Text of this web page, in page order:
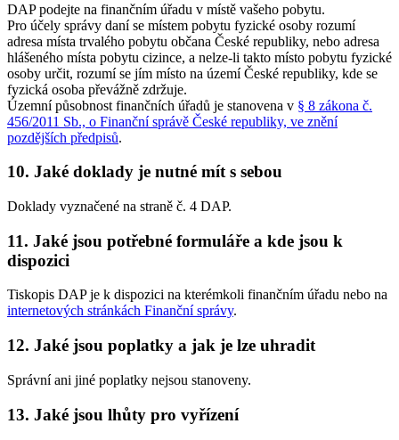
DAP podejte na finančním úřadu v místě vašeho pobytu.
Pro účely správy daní se místem pobytu fyzické osoby rozumí
adresa místa trvalého pobytu občana České republiky, nebo adresa
hlášeného místa pobytu cizince, a nelze-li takto místo pobytu fyzické
osoby určit, rozumí se jím místo na území České republiky, kde se
fyzická osoba převážně zdržuje.
Územní působnost finančních úřadů je stanovena v § 8 zákona č.
456/2011 Sb., o Finanční správě České republiky, ve znění
pozdějších předpisů.
10. Jaké doklady je nutné mít s sebou
Doklady vyznačené na straně č. 4 DAP.
11. Jaké jsou potřebné formuláře a kde jsou k
dispozici
Tiskopis DAP je k dispozici na kterémkoli finančním úřadu nebo na
internetových stránkách Finanční správy.
12. Jaké jsou poplatky a jak je lze uhradit
Správní ani jiné poplatky nejsou stanoveny.
13. Jaké jsou lhůty pro vyřízení